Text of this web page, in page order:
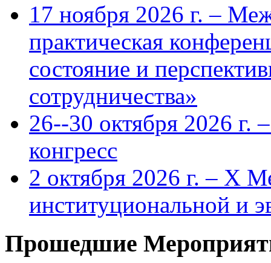
17 ноября 2026 г. –
практическая
состояние и
сотрудничества»
26--30 октября 2026 г.
конгресс
2 октября 2026 г. – X
институциональной и
Прошедшие